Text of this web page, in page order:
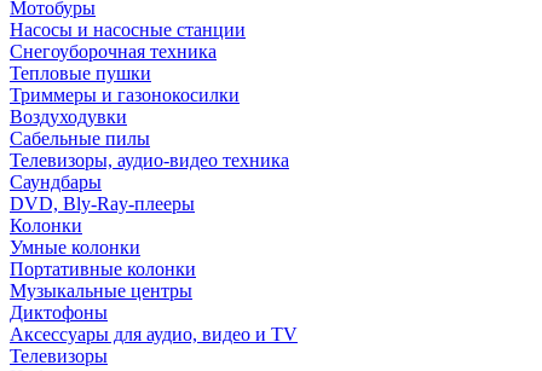
Мотобуры
Насосы и насосные станции
Снегоуборочная техника
Тепловые пушки
Триммеры и газонокосилки
Воздуходувки
Сабельные пилы
Телевизоры, аудио-видео техника
Саундбары
DVD, Bly-Ray-плееры
Колонки
Умные колонки
Портативные колонки
Музыкальные центры
Диктофоны
Аксессуары для аудио, видео и TV
Телевизоры